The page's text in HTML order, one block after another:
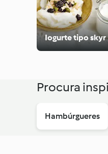
Iogurte tipo skyr
Procura
Hambúrgueres